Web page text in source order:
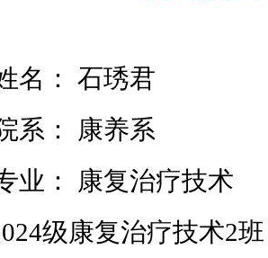
名 ： 石琇君
系 ：
康养系
业 ：
康复治疗技术
级康复治疗技术2班